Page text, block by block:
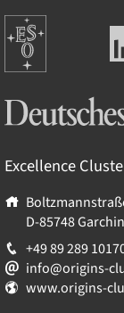
München
Europäische
Südsternwarte
Excellence
D-85748
+49 89 289
info@origins-
www.origins-